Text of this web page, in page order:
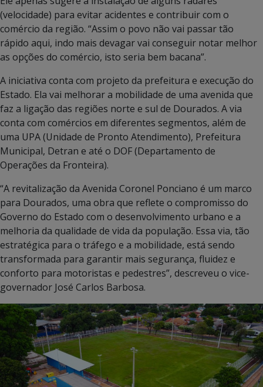
Ele apenas sugere a instalação de alguns radares
(velocidade) para evitar acidentes e contribuir com o
comércio da região. “Assim o povo não vai passar tão
rápido aqui, indo mais devagar vai conseguir notar melhor
as opções do comércio, isto seria bem bacana”.
A iniciativa conta com projeto da prefeitura e execução do
Estado. Ela vai melhorar a mobilidade de uma avenida que
faz a ligação das regiões norte e sul de Dourados. A via
conta com comércios em diferentes segmentos, além de
uma UPA (Unidade de Pronto Atendimento), Prefeitura
Municipal, Detran e até o DOF (Departamento de
Operações da Fronteira).
“A revitalização da Avenida Coronel Ponciano é um marco
para Dourados, uma obra que reflete o compromisso do
Governo do Estado com o desenvolvimento urbano e a
melhoria da qualidade de vida da população. Essa via, tão
estratégica para o tráfego e a mobilidade, está sendo
transformada para garantir mais segurança, fluidez e
conforto para motoristas e pedestres”, descreveu o vice-
governador José Carlos Barbosa.